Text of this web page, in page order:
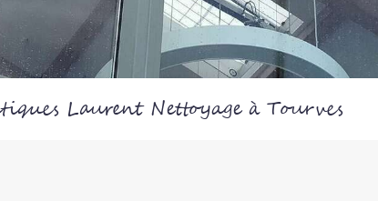
Laurent Nettoyage à Tourves